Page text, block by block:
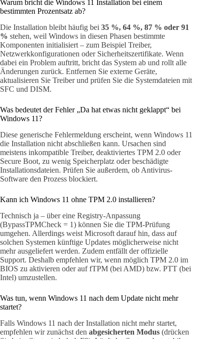
Warum bricht die Windows 11 Installation bei einem
bestimmten Prozentsatz ab?
Die Installation bleibt häufig bei 35 %, 64 %, 87 % oder 91
% stehen, weil Windows in diesen Phasen bestimmte
Komponenten initialisiert – zum Beispiel Treiber,
Netzwerkkonfigurationen oder Sicherheitszertifikate. Wenn
dabei ein Problem auftritt, bricht das System ab und rollt alle
Änderungen zurück. Entfernen Sie externe Geräte,
aktualisieren Sie Treiber und prüfen Sie die Systemdateien mit
SFC und DISM.
Was bedeutet der Fehler „Da hat etwas nicht geklappt“ bei
Windows 11?
Diese generische Fehlermeldung erscheint, wenn Windows 11
die Installation nicht abschließen kann. Ursachen sind
meistens inkompatible Treiber, deaktiviertes TPM 2.0 oder
Secure Boot, zu wenig Speicherplatz oder beschädigte
Installationsdateien. Prüfen Sie außerdem, ob Antivirus-
Software den Prozess blockiert.
Kann ich Windows 11 ohne TPM 2.0 installieren?
Technisch ja – über eine Registry-Anpassung
(BypassTPMCheck = 1) können Sie die TPM-Prüfung
umgehen. Allerdings weist Microsoft darauf hin, dass auf
solchen Systemen künftige Updates möglicherweise nicht
mehr ausgeliefert werden. Zudem entfällt der offizielle
Support. Deshalb empfehlen wir, wenn möglich TPM 2.0 im
BIOS zu aktivieren oder auf fTPM (bei AMD) bzw. PTT (bei
Intel) umzustellen.
Was tun, wenn Windows 11 nach dem Update nicht mehr
startet?
Falls Windows 11 nach der Installation nicht mehr startet,
empfehlen wir zunächst den abgesicherten Modus (drücken